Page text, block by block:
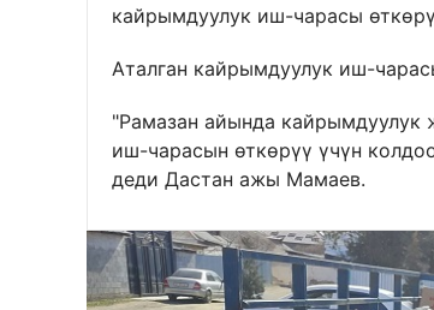
кайрымдуулук иш-чарасы
Аталган кайрымдуулук иш-
"Рамазан айында кайрымдуулук
иш-чарасын өткөрүү үчүн
деди Дастан ажы Мамаев.